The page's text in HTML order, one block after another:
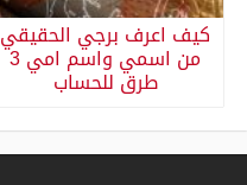
كيف اعرف برجي الحقيقي
من اسمي واسم امي 3
طرق للحساب